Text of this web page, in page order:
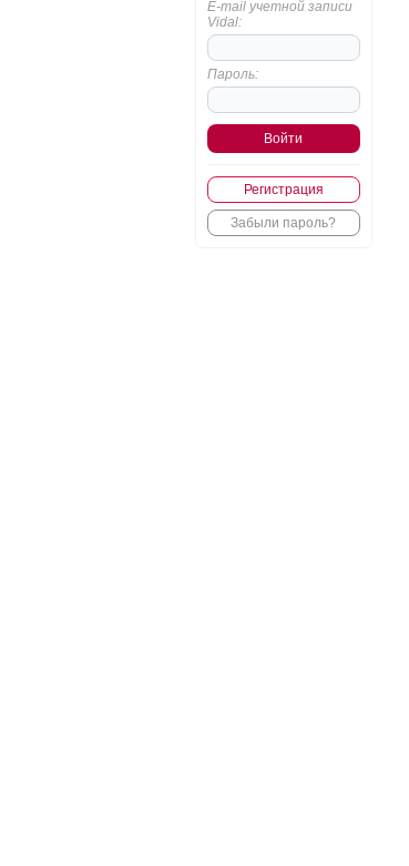
E-mail учетной записи
Vidal:
Пароль:
Регистрация
Забыли пароль?